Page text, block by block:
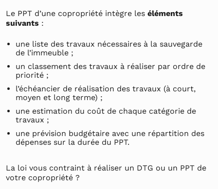
Le PPT d’une copropriété intègre les éléments
suivants :
une liste des travaux nécessaires à la sauvegarde
de l’immeuble ;
un classement des travaux à réaliser par ordre de
priorité ;
l’échéancier de réalisation des travaux (à court,
moyen et long terme) ;
une estimation du coût de chaque catégorie de
travaux ;
une prévision budgétaire avec une répartition des
dépenses sur la durée du PPT.
La loi vous contraint à réaliser un DTG ou un PPT de
votre copropriété ?